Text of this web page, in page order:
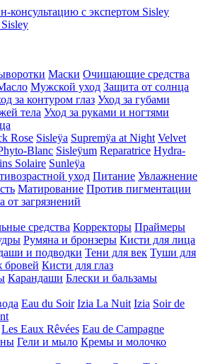
консультацию с экспертом Sisley
Маски Очищающие средства
Мужской уход Защита от солнца
за контуром глаз Уход за губами
тела Уход за руками и ногтями
Rose Sisleÿa Supremÿa at Night Velvet
Blanc Sisleÿum Reparatrice Hydra-
Solaire Sunleÿa
уход Питание Увлажнение
Матирование Против пигментации
от загрязнений
средства Корректоры Праймеры
Румяна и бронзеры Кисти для лица
и подводки Тени для век Туши для
Кисти для глаз
Карандаши Блески и бальзамы
Eau du Soir Izia La Nuit Izia Soir de
Les Eaux Rêvées Eau de Campagne
Гели и мыло Кремы и молочко